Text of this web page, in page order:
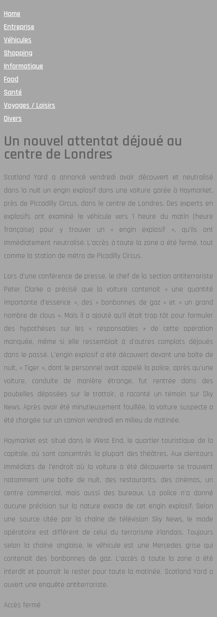
Home
Entreprise
Véhicules
Shopping
Informatique
Food
Santé
Voyages / Loisirs
Divers
Un nouvel attentat déjoué au
centre de Londres
Scotland Yard a annoncé vendredi avoir découvert et neutralisé
dans la nuit un engin explosif dans une voiture garée à Haymarket,
près de Piccadilly Circus, dans le centre de Londres. Des experts en
explosifs ont examiné le véhicule vers 1 heure du matin (heure
française) pour y trouver un « engin explosif », qu’ils ont
immédiatement neutralisé. L’accès à toute la zone a été fermé, tout
comme la station de métro de Picadilly Circus.
Lors d’une conférence de presse, le chef de la section antiterroriste
Peter Clarke a précisé que la voiture contenait « une quantité
importante d’essence », des « bonbonnes de gaz » et « un grand
nombre de clous ». Mais il a ajouté qu’il était trop tôt pour formuler
des hypothèses sur les « responsables » de cette opération
manquée, même si elle ressemblait à d’autres complots déjoués
dans le passé. L’engin explosif a été découvert devant une boîte de
nuit, « Tiger », dont le personnel avait appelé la police, après qu’une
voiture, conduite de manière étrange, fut rentrée dans des
poubelles déposées sur le trottoir, a raconté un témoin sur Sky
News. Après avoir été minutieusement fouillée, la voiture suspecte a
été chargée sur un camion vendredi en milieu de matinée.
Haymarket est situé dans le West End, le quartier touristique de la
capitale, où sont concentrés la plupart des théâtres. Aux alentours
immédiats de l’endroit où la voiture a été découverte se trouvent
notamment une boîte de nuit, des restaurants, des cinémas, un
centre commercial, mais aussi des bureaux. La police n’a donné
aucune précision sur la nature exacte de cet engin explosif. Selon
une source citée par la chaîne de télévision Sky News, le mode
opératoire est différent de celui du terrorisme irlandais. Toujours
selon la chaîne anglaise, le véhicule est une Mercedes grise qui
contenait des bonbonnes de gaz. L’accès à toute la zone a été
interdit et pourrait le rester pour toute la matinée. Scotland Yard a
ouvert une enquête antiterroriste.
Accès fermé